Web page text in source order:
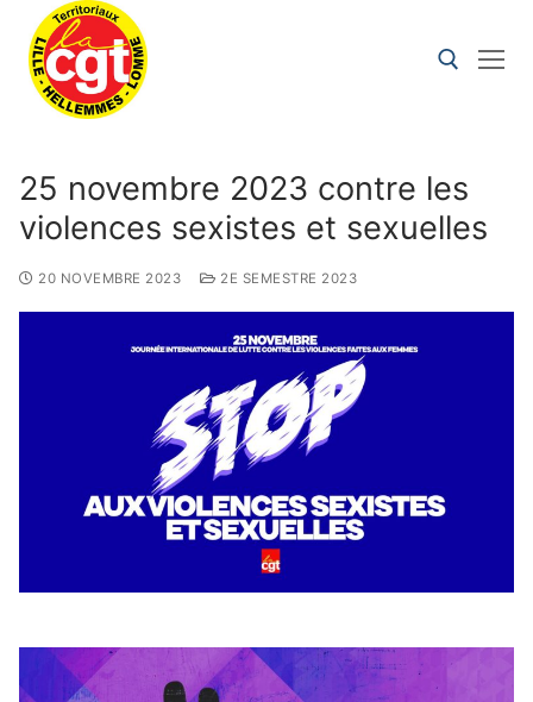
25 novembre 2023 contre les
violences sexistes et sexuelles
20 NOVEMBRE 2023 2E SEMESTRE 2023